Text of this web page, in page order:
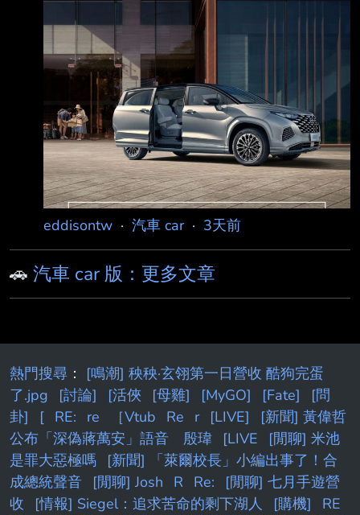
eddisontw · 汽車 car· 3天前
🚗 汽車 car 版：更多文章
熱門搜尋 ： [鳴潮] 秧秧·玄翎第一日營收 酷狗完蛋
了.jpg
[討論] [活俠 [母雞] [MyGO] [Fate]
[問
卦]
[ RE: re ［Vtub Re r [LIVE]
[新聞] 黃偉哲
公布「深偽蔣萬安」語音 殷瑋
[LIVE
[閒聊] 米池
是罪大惡極嗎
[新聞] 「萊爾校長」小編出事了！合
成總統聲音
[閒聊] Josh R Re:
[閒聊] 七月手遊營
收
[情報] Siegel：追求苦命的剩下湖人 [購機]
RE